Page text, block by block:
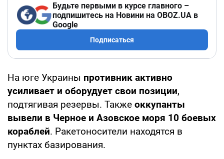
Будьте первыми в курсе главного –
подпишитесь на Новини на OBOZ.UA в
Google
Подписаться
На юге Украины противник активно
усиливает и оборудует свои позиции,
подтягивая резервы. Также оккупанты
вывели в Черное и Азовское моря 10 боевых
кораблей. Ракетоносители находятся в
пунктах базирования.